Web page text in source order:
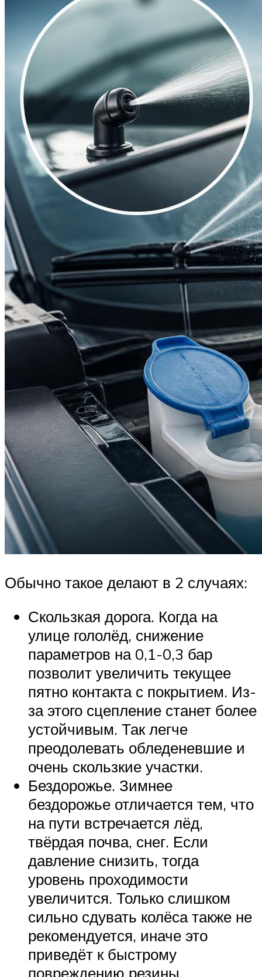
Обычно такое делают в 2 случаях:
Скользкая дорога. Когда на
улице гололёд, снижение
параметров на 0,1-0,3 бар
позволит увеличить текущее
пятно контакта с покрытием. Из-
за этого сцепление станет более
устойчивым. Так легче
преодолевать обледеневшие и
очень скользкие участки.
Бездорожье. Зимнее
бездорожье отличается тем, что
на пути встречается лёд,
твёрдая почва, снег. Если
давление снизить, тогда
уровень проходимости
увеличится. Только слишком
сильно сдувать колёса также не
рекомендуется, иначе это
приведёт к быстрому
повреждению резины,